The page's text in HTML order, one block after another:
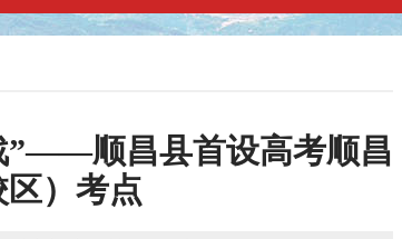
”——顺昌县首设高考顺昌
）考点